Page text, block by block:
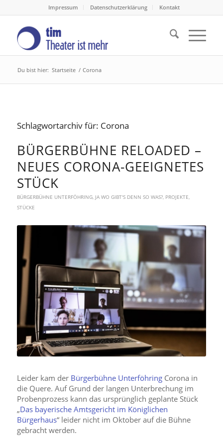
Impressum Datenschutzerklärung Kontakt
Du bist hier: Startseite / Corona
Schlagwortarchiv für: Corona
BÜRGERBÜHNE RELOADED –
NEUES CORONA-GEEIGNETES
STÜCK
BÜRGERBÜHNE UNTERFÖHRING, JA WO GIBT'S DENN SO WAS?, PROJEKTE,
STÜCKE
Leider kam der Bürgerbühne UnterföhringCorona in
die Quere. Auf Grund der langen Unterbrechung im
Probenprozess kann das ursprünglich geplante Stück
„Das bayerische Amtsgericht im Königlichen
Bürgerhaus“ leider nicht im Oktober auf die Bühne
gebracht werden.